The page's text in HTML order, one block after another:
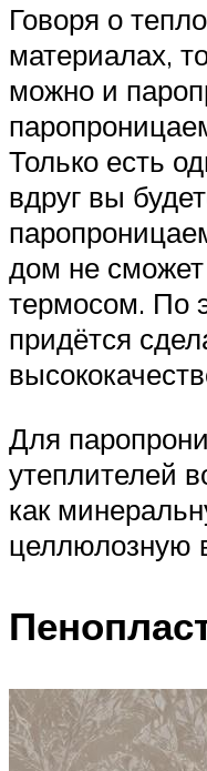
Говоря о
материалах,
можно и
Только есть
вдруг вы
дом не
термосом. По
придётся
Для
утеплителей
как
целлюлозную